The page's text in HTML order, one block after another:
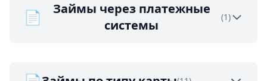
📄
Займы через платежные
системы
(1)